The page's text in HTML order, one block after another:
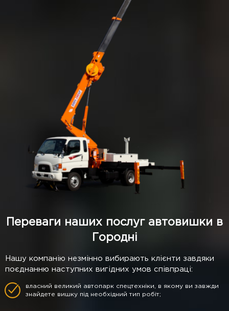
Переваги наших послуг автовишки в
Городні
Нашу компанію незмінно вибирають клієнти завдяки
поєднанню наступних вигідних умов співпраці:
власний великий автопарк спецтехніки, в якому ви завжди
знайдете вишку під необхідний тип робіт;